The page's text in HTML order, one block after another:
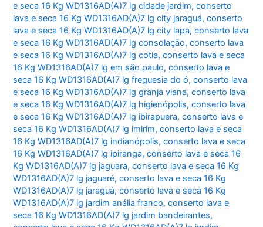
e seca 16 Kg WD1316AD(A)7 lg cidade jardim,conserto
lava e seca 16 Kg WD1316AD(A)7 lg city jaraguá,conserto
lava e seca 16 Kg WD1316AD(A)7 lg city lapa,conserto lava
e seca 16 Kg WD1316AD(A)7 lg consolação,conserto lava
e seca 16 Kg WD1316AD(A)7 lg cotia,conserto lava e seca
16 Kg WD1316AD(A)7 lg em são paulo,conserto lava e
seca 16 Kg WD1316AD(A)7 lg freguesia do ó,conserto lava
e seca 16 Kg WD1316AD(A)7 lg granja viana,conserto lava
e seca 16 Kg WD1316AD(A)7 lg higienópolis,conserto lava
e seca 16 Kg WD1316AD(A)7 lg ibirapuera,conserto lava e
seca 16 Kg WD1316AD(A)7 lg imirim,conserto lava e seca
16 Kg WD1316AD(A)7 lg indianópolis,conserto lava e seca
16 Kg WD1316AD(A)7 lg ipiranga,conserto lava e seca 16
Kg WD1316AD(A)7 lg jaguara,conserto lava e seca 16 Kg
WD1316AD(A)7 lg jaguaré,conserto lava e seca 16 Kg
WD1316AD(A)7 lg jaraguá,conserto lava e seca 16 Kg
WD1316AD(A)7 lg jardim anália franco,conserto lava e
seca 16 Kg WD1316AD(A)7 lg jardim bandeirantes,